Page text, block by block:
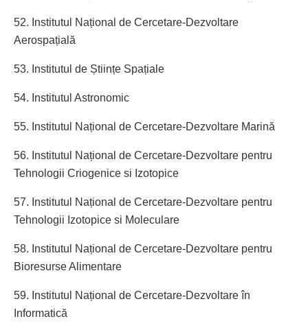
52. Institutul Național de Cercetare-Dezvoltare
Aerospațială
53. Institutul de Științe Spațiale
54. Institutul Astronomic
55. Institutul Național de Cercetare-Dezvoltare Marină
56. Institutul Național de Cercetare-Dezvoltare pentru
Tehnologii Criogenice si Izotopice
57. Institutul Național de Cercetare-Dezvoltare pentru
Tehnologii Izotopice si Moleculare
58. Institutul Național de Cercetare-Dezvoltare pentru
Bioresurse Alimentare
59. Institutul Național de Cercetare-Dezvoltare în
Informatică